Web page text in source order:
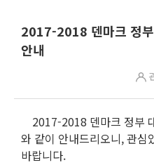
2017-2018 덴마크 정
안내
2017-2018 덴마크 정부
와 같이 안내드리오니, 관심
바랍니다.